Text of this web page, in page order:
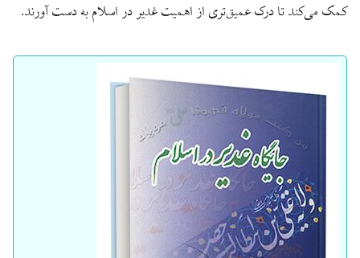
کمک می‌کند تا درک عمیق‌تری از اهمیت غدیر در اسلام به دست آورند.